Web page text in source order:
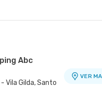
Abc
Vila Gilda, Santo
VER